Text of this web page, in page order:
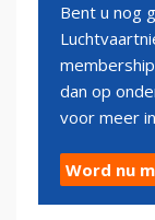
Bent u nog
dan op
voor meer
Word nu